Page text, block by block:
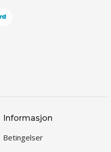
Informasjon
Betingelser